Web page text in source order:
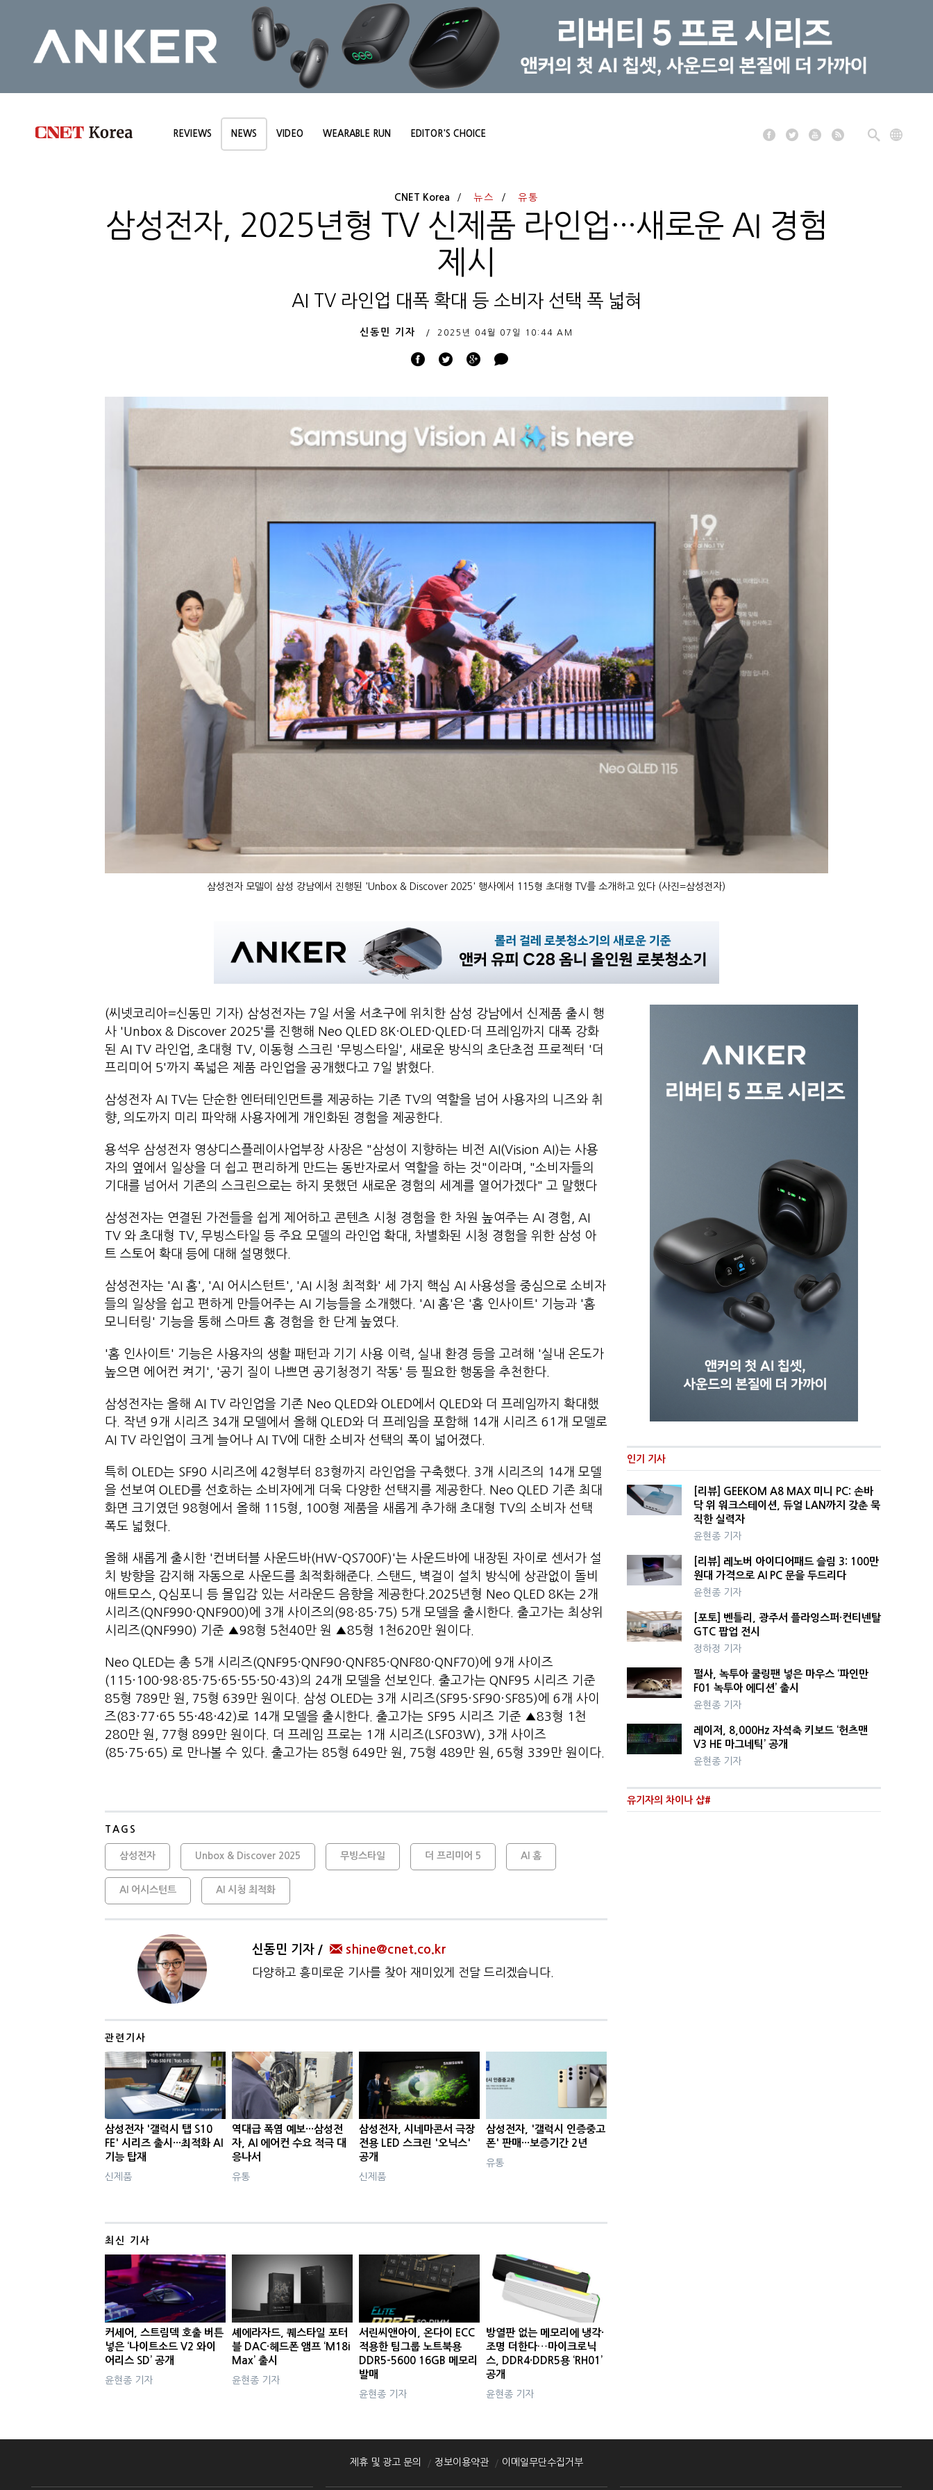
REVIEWS NEWS VIDEO WEARABLE RUN EDITOR'S CHOICE
CNET Korea 뉴스 유통
삼성전자, 2025년형 TV 신제품 라인업···새로운 AI 경험
제시
AI TV 라인업 대폭 확대 등 소비자 선택 폭 넓혀
신동민 기자 2025년 04월 07일 10:44 AM
삼성전자 모델이 삼성 강남에서 진행된 'Unbox & Discover 2025' 행사에서 115형 초대형 TV를 소개하고 있다 (사진=삼성전자)
(씨넷코리아=신동민 기자) 삼성전자는 7일 서울 서초구에 위치한 삼성 강남에서 신제품 출시 행
사 'Unbox & Discover 2025'를 진행해 Neo QLED 8K·OLED·QLED·더 프레임까지 대폭 강화
된 AI TV 라인업, 초대형 TV, 이동형 스크린 '무빙스타일', 새로운 방식의 초단초점 프로젝터 '더
프리미어 5'까지 폭넓은 제품 라인업을 공개했다고 7일 밝혔다.
삼성전자 AI TV는 단순한 엔터테인먼트를 제공하는 기존 TV의 역할을 넘어 사용자의 니즈와 취
향, 의도까지 미리 파악해 사용자에게 개인화된 경험을 제공한다.
용석우 삼성전자 영상디스플레이사업부장 사장은 "삼성이 지향하는 비전 AI(Vision AI)는 사용
자의 옆에서 일상을 더 쉽고 편리하게 만드는 동반자로서 역할을 하는 것"이라며, "소비자들의
기대를 넘어서 기존의 스크린으로는 하지 못했던 새로운 경험의 세계를 열어가겠다" 고 말했다
삼성전자는 연결된 가전들을 쉽게 제어하고 콘텐츠 시청 경험을 한 차원 높여주는 AI 경험, AI
TV 와 초대형 TV, 무빙스타일 등 주요 모델의 라인업 확대, 차별화된 시청 경험을 위한 삼성 아
트 스토어 확대 등에 대해 설명했다.
삼성전자는 'AI 홈', 'AI 어시스턴트', 'AI 시청 최적화' 세 가지 핵심 AI 사용성을 중심으로 소비자
들의 일상을 쉽고 편하게 만들어주는 AI 기능들을 소개했다. 'AI 홈'은 '홈 인사이트' 기능과 '홈
모니터링' 기능을 통해 스마트 홈 경험을 한 단계 높였다.
'홈 인사이트' 기능은 사용자의 생활 패턴과 기기 사용 이력, 실내 환경 등을 고려해 '실내 온도가
높으면 에어컨 켜기', '공기 질이 나쁘면 공기청정기 작동' 등 필요한 행동을 추천한다.
삼성전자는 올해 AI TV 라인업을 기존 Neo QLED와 OLED에서 QLED와 더 프레임까지 확대했
다. 작년 9개 시리즈 34개 모델에서 올해 QLED와 더 프레임을 포함해 14개 시리즈 61개 모델로
AI TV 라인업이 크게 늘어나 AI TV에 대한 소비자 선택의 폭이 넓어졌다.
특히 OLED는 SF90 시리즈에 42형부터 83형까지 라인업을 구축했다. 3개 시리즈의 14개 모델
을 선보여 OLED를 선호하는 소비자에게 더욱 다양한 선택지를 제공한다. Neo QLED 기존 최대
화면 크기였던 98형에서 올해 115형, 100형 제품을 새롭게 추가해 초대형 TV의 소비자 선택
폭도 넓혔다.
올해 새롭게 출시한 '컨버터블 사운드바(HW-QS700F)'는 사운드바에 내장된 자이로 센서가 설
치 방향을 감지해 자동으로 사운드를 최적화해준다. 스탠드, 벽걸이 설치 방식에 상관없이 돌비
애트모스, Q심포니 등 몰입감 있는 서라운드 음향을 제공한다.2025년형 Neo QLED 8K는 2개
시리즈(QNF990·QNF900)에 3개 사이즈의(98·85·75) 5개 모델을 출시한다. 출고가는 최상위
시리즈(QNF990) 기준 ▲98형 5천40만 원 ▲85형 1천620만 원이다.
Neo QLED는 총 5개 시리즈(QNF95·QNF90·QNF85·QNF80·QNF70)에 9개 사이즈
(115·100·98·85·75·65·55·50·43)의 24개 모델을 선보인다. 출고가는 QNF95 시리즈 기준
85형 789만 원, 75형 639만 원이다. 삼성 OLED는 3개 시리즈(SF95·SF90·SF85)에 6개 사이
즈(83·77·65 55·48·42)로 14개 모델을 출시한다. 출고가는 SF95 시리즈 기준 ▲83형 1천
280만 원, 77형 899만 원이다. 더 프레임 프로는 1개 시리즈(LSF03W), 3개 사이즈
(85·75·65) 로 만나볼 수 있다. 출고가는 85형 649만 원, 75형 489만 원, 65형 339만 원이다.
TAGS
삼성전자 Unbox & Discover 2025 무빙스타일 더 프리미어 5 AI 홈
AI 어시스턴트 AI 시청 최적화
신동민 기자 shine@cnet.co.kr
다양하고 흥미로운 기사를 찾아 재미있게 전달 드리겠습니다.
관련기사
삼성전자 '갤럭시 탭 S10
FE' 시리즈 출시···최적화 AI
기능 탑재
신제품
역대급 폭염 예보···삼성전
자, AI 에어컨 수요 적극 대
응나서
유통
삼성전자, 시네마콘서 극장
전용 LED 스크린 '오닉스'
공개
신제품
삼성전자, '갤럭시 인증중고
폰' 판매···보증기간 2년
유통
최신 기사
커세어, 스트림덱 호출 버튼
넣은 ‘나이트소드 V2 와이
어리스 SD’ 공개
윤현종 기자
셰에라자드, 퀘스타일 포터
블 DAC·헤드폰 앰프 ‘M18i
Max’ 출시
윤현종 기자
서린씨앤아이, 온다이 ECC
적용한 팀그룹 노트북용
DDR5-5600 16GB 메모리
발매
윤현종 기자
방열판 없는 메모리에 냉각·
조명 더한다…마이크로닉
스, DDR4·DDR5용 ‘RH01’
공개
윤현종 기자
인기 기사
[리뷰] GEEKOM A8 MAX 미니 PC: 손바
닥 위 워크스테이션, 듀얼 LAN까지 갖춘 묵
직한 실력자
윤현종 기자
[리뷰] 레노버 아이디어패드 슬림 3: 100만
원대 가격으로 AI PC 문을 두드리다
윤현종 기자
[포토] 벤틀리, 광주서 플라잉스퍼·컨티넨탈
GTC 팝업 전시
정하정 기자
펄사, 녹투아 쿨링팬 넣은 마우스 ‘파인만
F01 녹투아 에디션’ 출시
윤현종 기자
레이저, 8,000Hz 자석축 키보드 ‘헌츠맨
V3 HE 마그네틱’ 공개
윤현종 기자
유기자의 차이나 샵#
제휴 및 광고 문의 정보이용약관 이메일무단수집거부